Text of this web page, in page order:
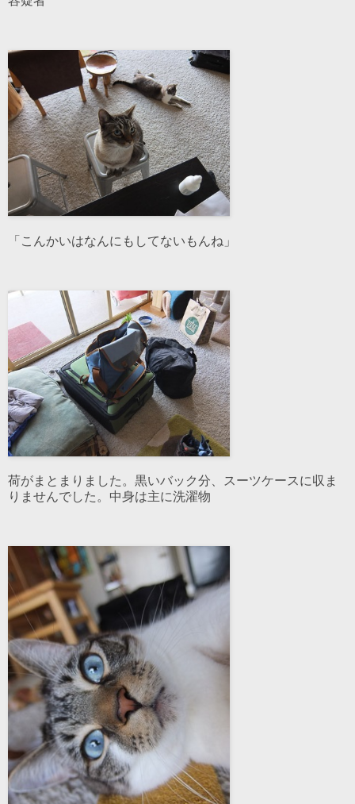
「こんかいはなんにもしてないもんね」
荷がまとまりました。黒いバック分、スーツケースに収ま
りませんでした。中身は主に洗濯物